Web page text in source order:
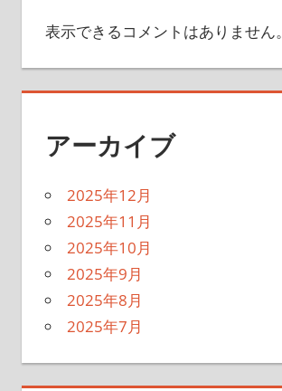
表示できるコメントはありません。
アーカイブ
2025年12月
2025年11月
2025年10月
2025年9月
2025年8月
2025年7月